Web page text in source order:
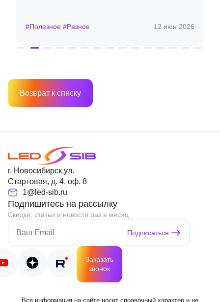
#Полезное #Разное 12 июн 2026
Возврат к списку
г. Новосибирск,ул.
Стартовая, д. 4, оф. 8
1@led-sib.ru
Подпишитесь на рассылку
Скидки, статьи и новости раз в месяц
Подписаться
Заказать
звонок
Вся информация на сайте носит справочный характер и не